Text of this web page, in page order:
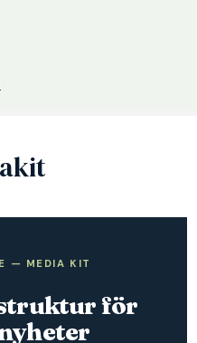
— MEDIA KIT
för